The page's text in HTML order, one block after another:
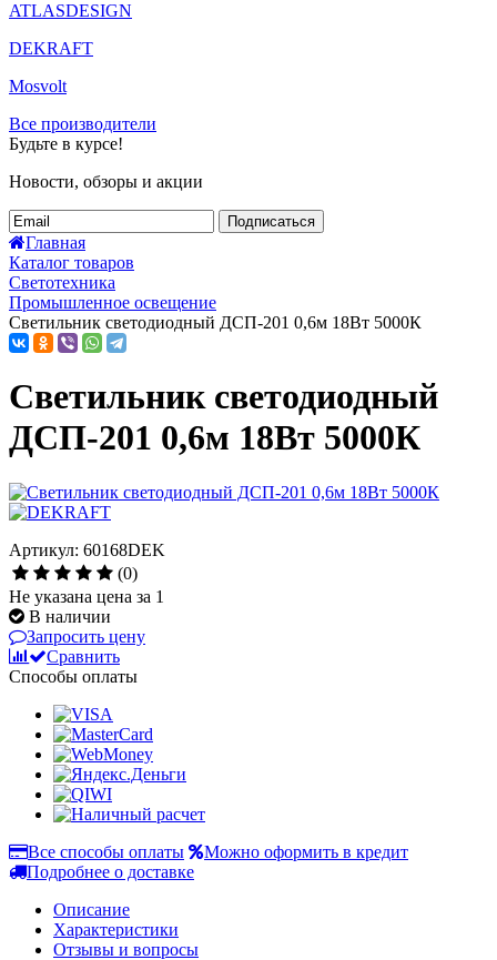
ATLASDESIGN
DEKRAFT
Mosvolt
Все производители
Будьте в курсе!
Новости, обзоры и акции
Подписаться
Главная
Каталог товаров
Светотехника
Промышленное освещение
Светильник светодиодный ДСП-201 0,6м 18Вт 5000К
Светильник светодиодный
ДСП-201 0,6м 18Вт 5000К
Артикул: 60168DEK
(0)
Не указана цена за 1
В наличии
Запросить цену
Сравнить
Способы оплаты
Все способы оплаты
Можно оформить в кредит
Подробнее о доставке
Описание
Характеристики
Отзывы и вопросы